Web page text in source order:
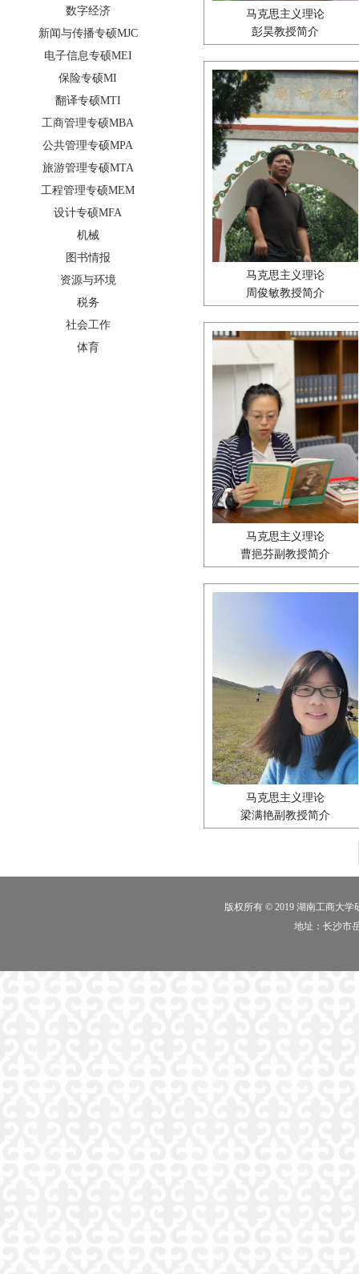
数字经济
新闻与传播专硕MJC
电子信息专硕MEI
保险专硕MI
翻译专硕MTI
工商管理专硕MBA
公共管理专硕MPA
旅游管理专硕MTA
工程管理专硕MEM
设计专硕MFA
机械
图书情报
资源与环境
税务
社会工作
体育
马克思主义理论
彭昊教授简介
马克思主义理论
周俊敏教授简介
马克思主义理论
曹挹芬副教授简介
马克思主义理论
梁满艳副教授简介
版权所有 © 2019 湖南工商大学
地址：长沙市